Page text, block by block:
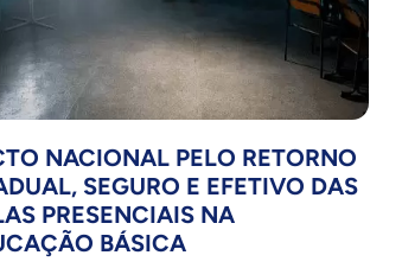
NACIONAL PELO RETORNO
SEGURO E EFETIVO DAS
PRESENCIAIS NA
BÁSICA